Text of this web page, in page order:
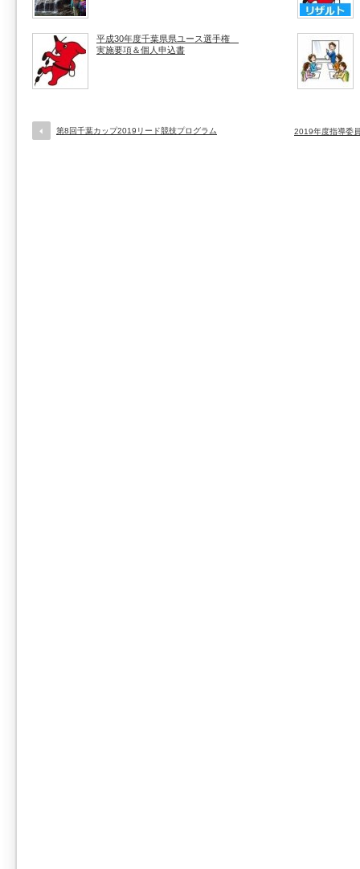
平成30年度千葉県県ユース選手権
実施要項＆個人申込書
第8回千葉カップ2019リード競技プログラム 2019年度指導委